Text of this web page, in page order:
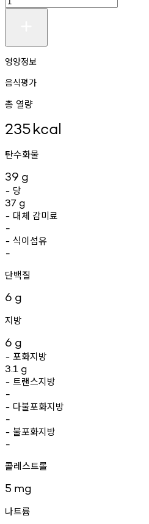
영양정보
음식평가
총 열량
235kcal
탄수화물
39 g
- 당
37 g
- 대체 감미료
-
- 식이섬유
-
단백질
6 g
지방
6 g
- 포화지방
3.1 g
- 트랜스지방
-
- 다불포화지방
-
- 불포화지방
-
콜레스트롤
5 mg
나트륨